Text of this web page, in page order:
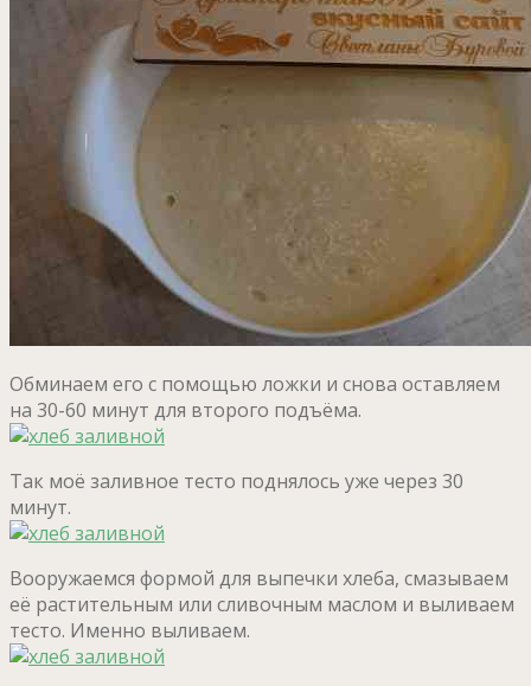
Обминаем его с помощью ложки и снова оставляем
на 30-60 минут для второго подъёма.
Так моё заливное тесто поднялось уже через 30
минут.
Вооружаемся формой для выпечки хлеба, смазываем
её растительным или сливочным маслом и выливаем
тесто. Именно выливаем.